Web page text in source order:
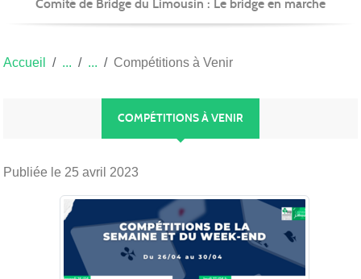
Comité de Bridge du Limousin : Le bridge en marche
Accueil Compétitions à Venir
COMPÉTITIONS À VENIR
Publiée le 25 avril 2023